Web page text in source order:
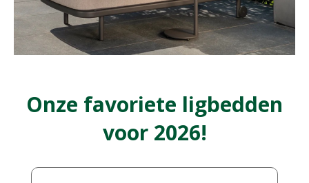
Onze favoriete ligbedden
voor 2026!